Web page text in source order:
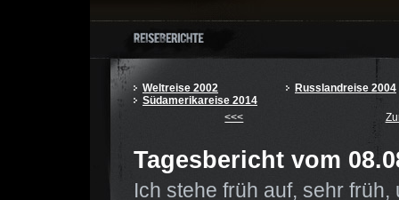
Weltreise 2002
Russlandreise 2004
Südamerikareise 2014
<<<
Tagesbericht vom
Ich stehe früh auf, sehr